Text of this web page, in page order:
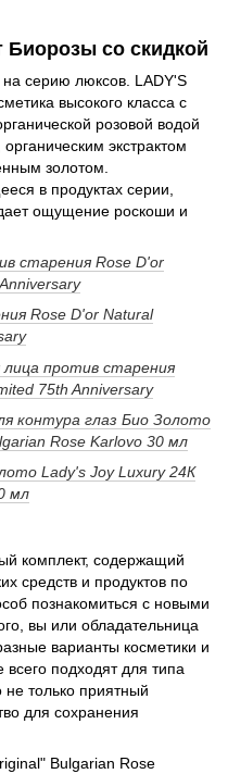
Биорозы со скидкой
на серию люксов. LADY'S
высокого класса с
розовой водой
экстрактом
золотом.
в продуктах серии,
ощущение роскоши и
старения Rose D'or
Rose D'or Natural
лица против старения
75th Anniversary
контура глаз Био Золото
Rose Karlovo 30 мл
Lady's Joy Luxury 24К
мл
комплект, содержащий
средств и продуктов по
познакомиться с новыми
вы или обладательница
варианты косметики и
подходят для типа
только приятный
для сохранения
Bulgarian Rose